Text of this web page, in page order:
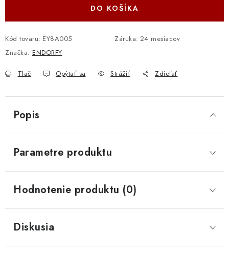
Odstúpenie od zmluvy
Formuláre na stiahnutie
Napíšte nám
DO KOŠÍKA
Kód tovaru: EY8A005 Záruka: 24 mesiacov
Značka: ENDORFY
Tlač Opýtať sa Strážiť Zdieľať
Popis
Parametre produktu
Hodnotenie produktu (0)
Diskusia